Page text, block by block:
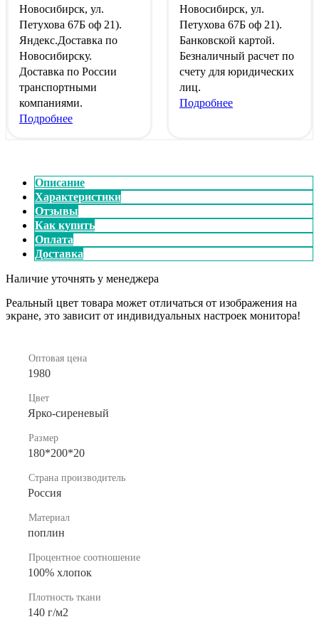
Новосибирск, ул.
Петухова 67Б оф 21).
Яндекс.Доставка по
Новосибирску.
Доставка по России
транспортными
компаниями.
Подробнее
Новосибирск, ул.
Петухова 67Б оф 21).
Банковской картой.
Безналичный расчет по
счету для юридических
лиц.
Подробнее
Описание
Характеристики
Отзывы
Как купить
Оплата
Доставка
Наличие уточнять у менеджера
Реальный цвет товара может отличаться от изображения на
экране, это зависит от индивидуальных настроек монитора!
Оптовая цена
1980
Цвет
Ярко-сиреневый
Размер
180*200*20
Страна производитель
Россия
Материал
поплин
Процентное соотношение
100% хлопок
Плотность ткани
140 г/м2